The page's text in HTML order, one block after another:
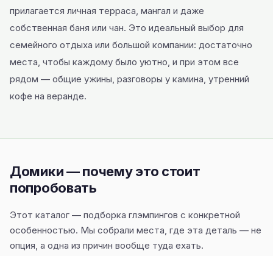
прилагается личная терраса, мангал и даже
собственная баня или чан. Это идеальный выбор для
семейного отдыха или большой компании: достаточно
места, чтобы каждому было уютно, и при этом все
рядом — общие ужины, разговоры у камина, утренний
кофе на веранде.
Домики — почему это стоит
попробовать
Этот каталог — подборка глэмпингов с конкретной
особенностью. Мы собрали места, где эта деталь — не
опция, а одна из причин вообще туда ехать.